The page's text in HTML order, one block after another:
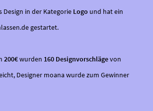
Design in der Kategorie Logo und hat ein
gestartet.
200€wurden 160 Designvorschlägevon
Designer moana wurde zum Gewinner